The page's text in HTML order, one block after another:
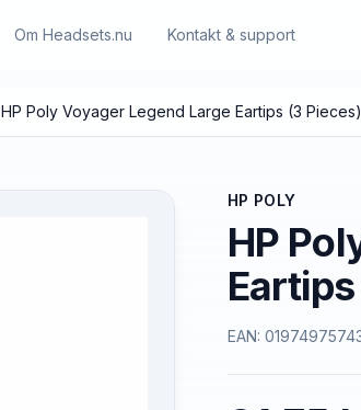
Om Headsets.nu Kontakt & support
HP Poly Voyager Legend Large Eartips (3 Pieces)
HP POLY
HP
EAN: